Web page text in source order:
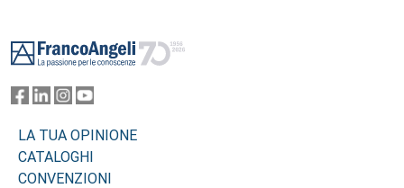
LA TUA OPINIONE
CATALOGHI
CONVENZIONI